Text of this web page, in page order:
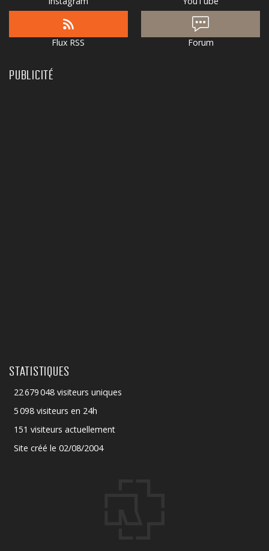
Flux RSS Forum
PUBLICITÉ
STATISTIQUES
22 679 048 visiteurs uniques
5 098 visiteurs en 24h
151 visiteurs actuellement
Site créé le 02/08/2004